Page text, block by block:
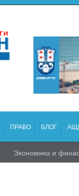
ПРАВО БЛОГ
Экономика и